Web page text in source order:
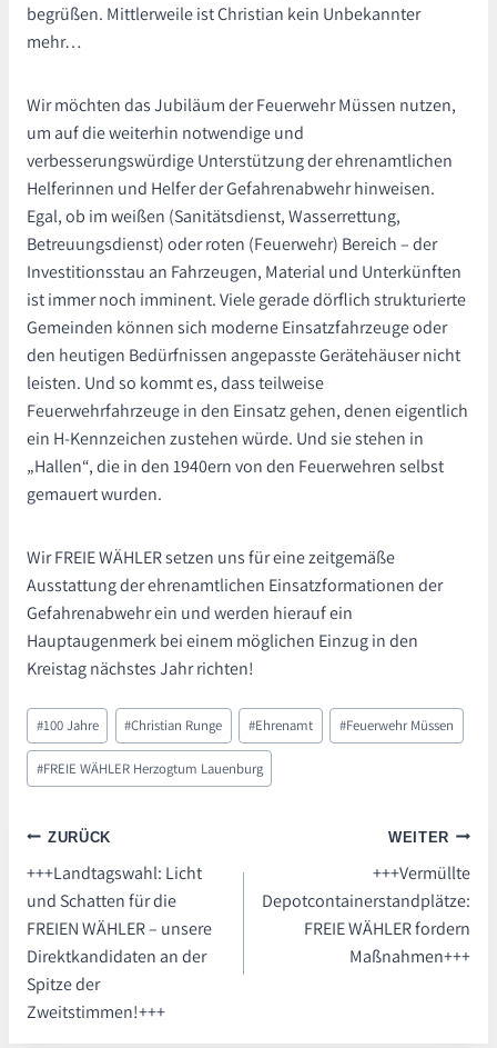
begrüßen. Mittlerweile ist Christian kein Unbekannter
mehr…
Wir möchten das Jubiläum der Feuerwehr Müssen nutzen,
um auf die weiterhin notwendige und
verbesserungswürdige Unterstützung der ehrenamtlichen
Helferinnen und Helfer der Gefahrenabwehr hinweisen.
Egal, ob im weißen (Sanitätsdienst, Wasserrettung,
Betreuungsdienst) oder roten (Feuerwehr) Bereich – der
Investitionsstau an Fahrzeugen, Material und Unterkünften
ist immer noch imminent. Viele gerade dörflich strukturierte
Gemeinden können sich moderne Einsatzfahrzeuge oder
den heutigen Bedürfnissen angepasste Gerätehäuser nicht
leisten. Und so kommt es, dass teilweise
Feuerwehrfahrzeuge in den Einsatz gehen, denen eigentlich
ein H-Kennzeichen zustehen würde. Und sie stehen in
„Hallen“, die in den 1940ern von den Feuerwehren selbst
gemauert wurden.
Wir FREIE WÄHLER setzen uns für eine zeitgemäße
Ausstattung der ehrenamtlichen Einsatzformationen der
Gefahrenabwehr ein und werden hierauf ein
Hauptaugenmerk bei einem möglichen Einzug in den
Kreistag nächstes Jahr richten!
Schlagworte:
#100 Jahre #Christian Runge #Ehrenamt #Feuerwehr Müssen
#FREIE WÄHLER Herzogtum Lauenburg
Beitragsnavigation
ZURÜCK
+++Landtagswahl: Licht
und Schatten für die
FREIEN WÄHLER – unsere
Direktkandidaten an der
Spitze der
Zweitstimmen!+++
WEITER
+++Vermüllte
Depotcontainerstandplätze:
FREIE WÄHLER fordern
Maßnahmen+++